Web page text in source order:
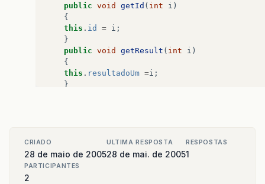
public void getId ( int i )
{
this . id = i ;
}
public void getResult ( int i )
{
this . resultadoUm =i ;
}
}
public class
CRIADO
28 de maio de 2005
ULTIMA RESPOSTA
28 de mai. de 2005
RESPOSTAS
1
PARTICIPANTES
2